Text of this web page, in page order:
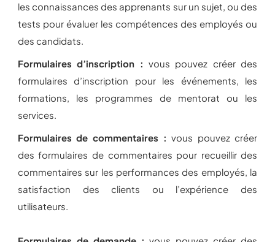
les connaissances des apprenants sur un sujet, ou des
tests pour évaluer les compétences des employés ou
des candidats.
Formulaires d’inscription : vous pouvez créer des
formulaires d’inscription pour les événements, les
formations, les programmes de mentorat ou les
services.
Formulaires de commentaires :vous pouvez créer
des formulaires de commentaires pour recueillir des
commentaires sur les performances des employés, la
satisfaction des clients ou l’expérience des
utilisateurs.